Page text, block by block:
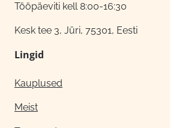
Tööpäeviti kell 8:00-16:30
Kesk tee 3, Jüri, 75301, Eesti
Lingid
Kauplused
Meist